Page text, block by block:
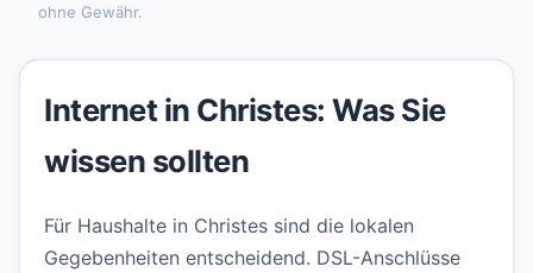
ohne Gewähr.
Internet in Christes: Was Sie
wissen sollten
Für Haushalte in Christes sind die lokalen
Gegebenheiten entscheidend. DSL-Anschlüsse